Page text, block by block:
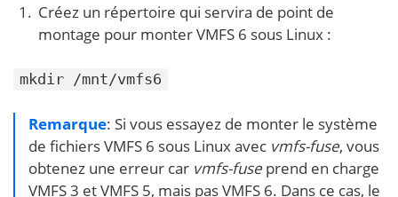
Créez un répertoire qui servira de point de
montage pour monter VMFS 6 sous Linux :
mkdir /mnt/vmfs6
Remarque: Si vous essayez de monter le système
de fichiers VMFS 6 sous Linux avec vmfs-fuse, vous
obtenez une erreur car vmfs-fuse prend en charge
VMFS 3 et VMFS 5, mais pas VMFS 6. Dans ce cas, le